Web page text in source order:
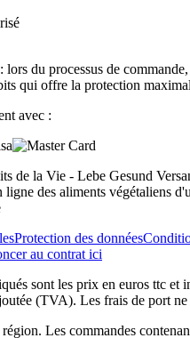
lors du processus de
qui offre la protection
avec :
de la Vie - Lebe Gesund
ligne des aliments végétaliens
Protection des données
au contrat ici
sont les prix en euros ttc et
(TVA). Les frais de port ne
Les commandes